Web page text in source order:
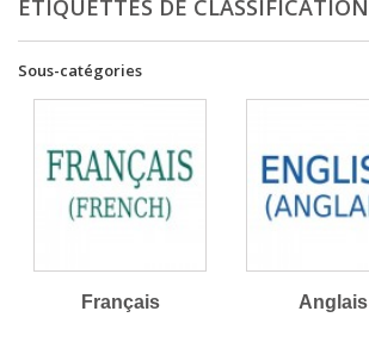
ÉTIQUETTES DE CLASSIFICATION
Sous-catégories
Français Anglais